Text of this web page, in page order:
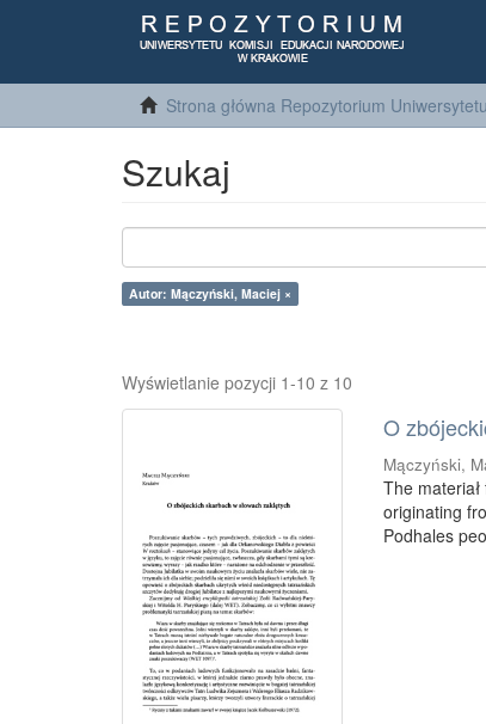
Strona główna Repozytorium
Szukaj
Autor: Mączyński, Maciej ×
Wyświetlanie pozycji 1-10 z 10
O
Mączyński,
The
originating
Podhales